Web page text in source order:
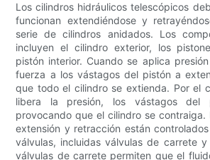
Los cilindros hidráulicos telescópicos
funcionan extendiéndose y
serie de cilindros anidados. Los
incluyen el cilindro exterior, los
pistón interior. Cuando se aplica
fuerza a los vástagos del pistón a
que todo el cilindro se extienda. Por el
libera la presión, los vástagos del
provocando que el cilindro se contraiga.
extensión y retracción están
válvulas, incluidas válvulas de carrete
válvulas de carrete permiten que el